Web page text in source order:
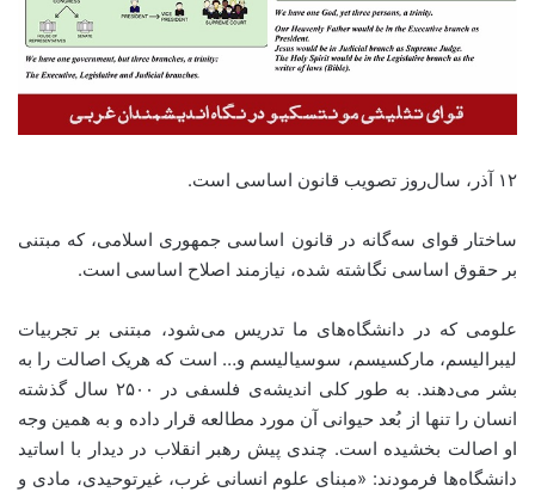
۱۲ آذر، سال‌روز تصویب قانون اساسی است.
ساختار قوای سه‌گانه در قانون اساسی جمهوری اسلامی، که مبتنی
بر حقوق اساسی نگاشته شده، نیازمند اصلاح اساسی است.
علومی که در دانشگاه‌های ما تدریس می‌شود، مبتنی بر تجربیات
لیبرالیسم، مارکسیسم، سوسیالیسم و… است که هریک اصالت را به
بشر می‌دهند. به طور کلی اندیشه‌ی فلسفی در ۲۵۰۰ سال گذشته
انسان را تنها از بُعد حیوانی آن مورد مطالعه قرار داده و به همین وجه
او اصالت بخشیده است. چندی پیش رهبر انقلاب در دیدار با اساتید
دانشگاه‌ها فرمودند: «مبنای علوم انسانی غرب، غیرتوحیدی، مادی و